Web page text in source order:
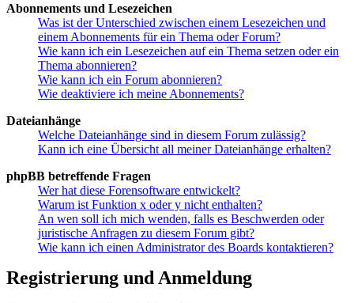
Abonnements und Lesezeichen
Was ist der Unterschied zwischen einem Lesezeichen und
einem Abonnements für ein Thema oder Forum?
Wie kann ich ein Lesezeichen auf ein Thema setzen oder ein
Thema abonnieren?
Wie kann ich ein Forum abonnieren?
Wie deaktiviere ich meine Abonnements?
Dateianhänge
Welche Dateianhänge sind in diesem Forum zulässig?
Kann ich eine Übersicht all meiner Dateianhänge erhalten?
phpBB betreffende Fragen
Wer hat diese Forensoftware entwickelt?
Warum ist Funktion x oder y nicht enthalten?
An wen soll ich mich wenden, falls es Beschwerden oder
juristische Anfragen zu diesem Forum gibt?
Wie kann ich einen Administrator des Boards kontaktieren?
Registrierung und Anmeldung